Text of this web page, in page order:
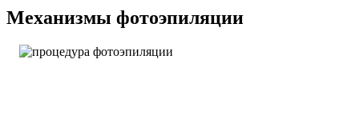
Механизмы фотоэпиляции